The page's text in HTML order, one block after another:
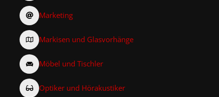
Marketing
Markisen und Glasvorhänge
Möbel und Tischler
Optiker und Hörakustiker